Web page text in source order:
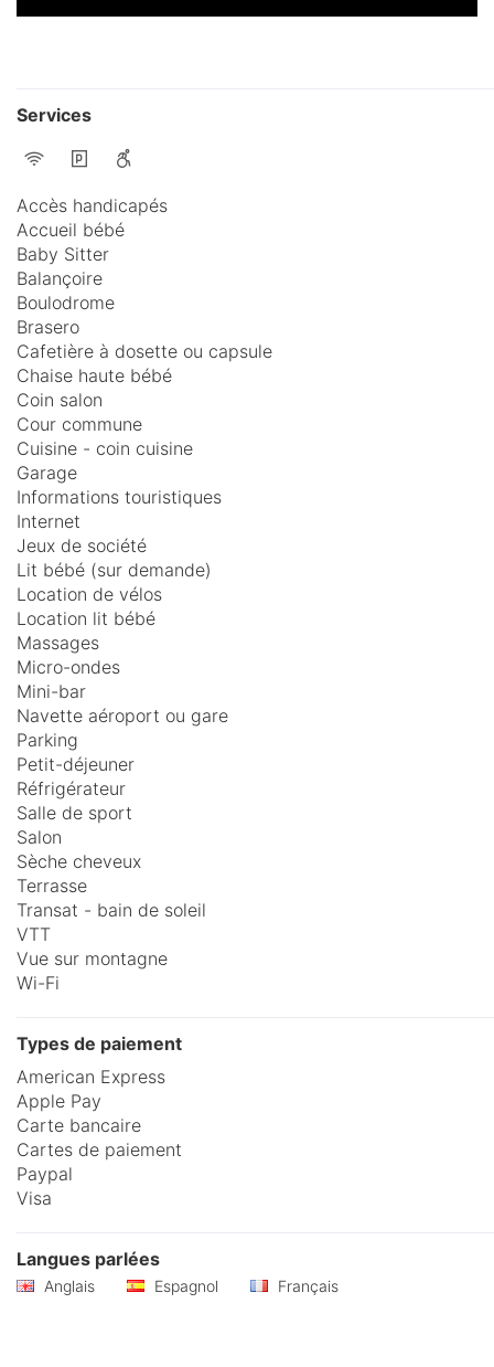
Services
Accès handicapés
Accueil bébé
Baby Sitter
Balançoire
Boulodrome
Brasero
Cafetière à dosette ou capsule
Chaise haute bébé
Coin salon
Cour commune
Cuisine - coin cuisine
Garage
Informations touristiques
Internet
Jeux de société
Lit bébé (sur demande)
Location de vélos
Location lit bébé
Massages
Micro-ondes
Mini-bar
Navette aéroport ou gare
Parking
Petit-déjeuner
Réfrigérateur
Salle de sport
Salon
Sèche cheveux
Terrasse
Transat - bain de soleil
VTT
Vue sur montagne
Wi-Fi
Types de paiement
American Express
Apple Pay
Carte bancaire
Cartes de paiement
Paypal
Visa
Langues parlées
Anglais Espagnol Français